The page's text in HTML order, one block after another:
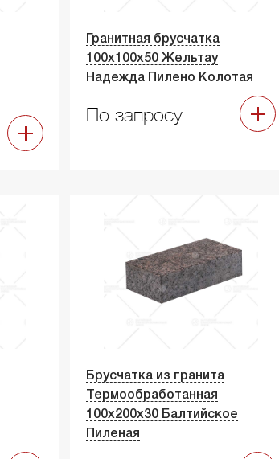
Гранитная брусчатка
100х100х50 Жельтау
Надежда Пилено Колотая
По запросу
Брусчатка из гранита
Термообработанная
100х200х30 Балтийское
Пиленая